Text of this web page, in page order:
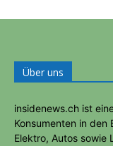
Über uns
insidenews.ch ist
Konsumenten in den
Elektro, Autos sowie